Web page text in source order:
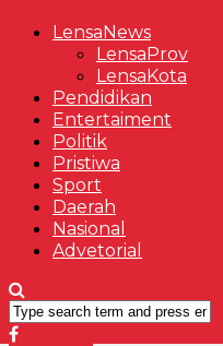
LensaNews
LensaProv
LensaKota
Pendidikan
Entertaiment
Politik
Pristiwa
Sport
Daerah
Nasional
Advetorial